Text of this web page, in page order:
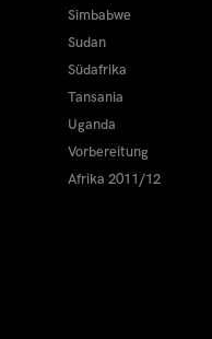
Simbabwe
Sudan
Südafrika
Tansania
Uganda
Vorbereitung
Afrika 2011/12